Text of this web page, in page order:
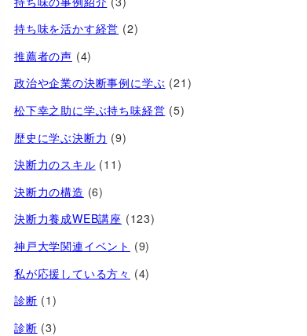
持ち味を活かす経営​ (2)
推薦者の声 (4)
政治や企業の決断事例に学ぶ (21)
松下幸之助に学ぶ持ち味経営 (5)
歴史に学ぶ決断力 (9)
決断力のスキル (11)
決断力の構造 (6)
決断力養成WEB講座 (123)
神戸大学関連イベント (9)
私が応援している方々 (4)
診断 (1)
診断 (3)